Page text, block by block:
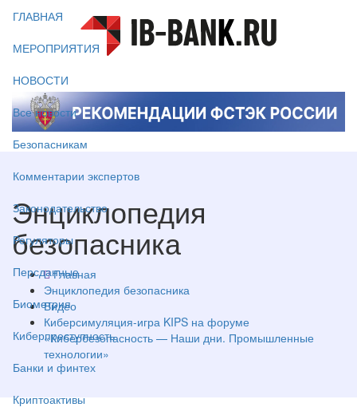
ГЛАВНАЯ
МЕРОПРИЯТИЯ
НОВОСТИ
Все новости
Безопасникам
Комментарии экспертов
Законодательство
Регуляторы
Персданные
Биометрия
Киберпреступность
Банки и финтех
Криптоактивы
Энциклопедия
безопасника
Главная
Энциклопедия безопасника
Видео
Киберсимуляция-игра KIPS на форуме
«Кибербезопасность — Наши дни. Промышленные
технологии»